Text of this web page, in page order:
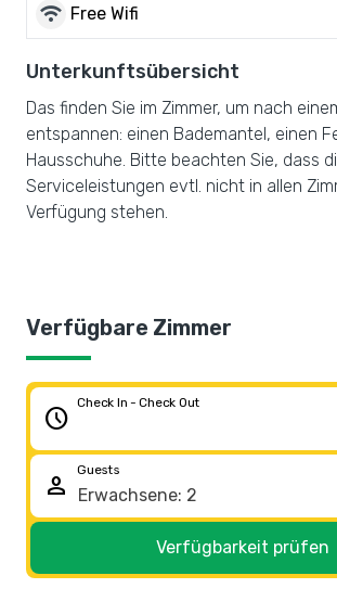
wifi Free Wifi
Unterkunftsübersicht
Das finden Sie im Zimmer, um nach
entspannen: einen Bademantel, einen
Hausschuhe. Bitte beachten Sie, dass
Serviceleistungen evtl. nicht in allen
Verfügung stehen.
Verfügbare Zimmer
schedule
Check In - Check Out
person
Guests
Verfügbarkeit prüfen